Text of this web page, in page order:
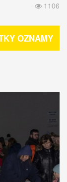
1106
OZNAMY